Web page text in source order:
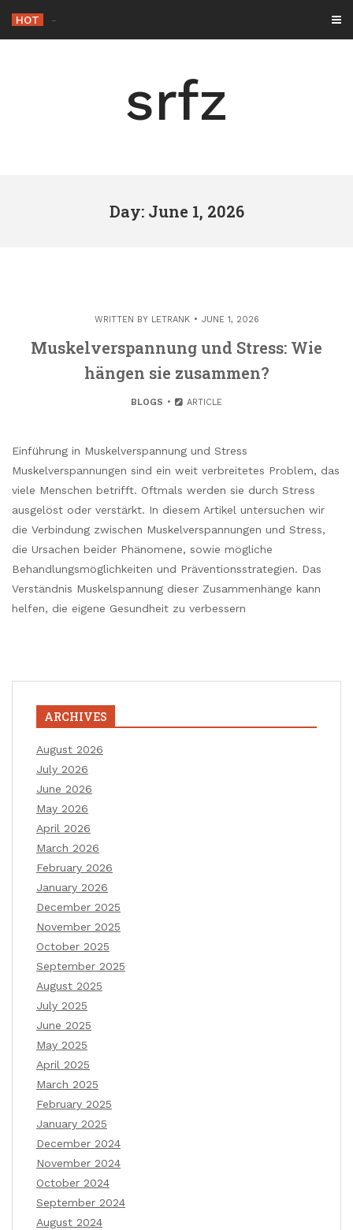
content
HOT -
srfz
Day: June 1, 2026
WRITTEN BY LETRANK JUNE 1, 2026
Muskelverspannung und Stress: Wie
hängen sie zusammen?
BLOGS ARTICLE
Einführung in Muskelverspannung und Stress
Muskelverspannungen sind ein weit verbreitetes Problem, das
viele Menschen betrifft. Oftmals werden sie durch Stress
ausgelöst oder verstärkt. In diesem Artikel untersuchen wir
die Verbindung zwischen Muskelverspannungen und Stress,
die Ursachen beider Phänomene, sowie mögliche
Behandlungsmöglichkeiten und Präventionsstrategien. Das
Verständnis Muskelspannung dieser Zusammenhänge kann
helfen, die eigene Gesundheit zu verbessern
ARCHIVES
August 2026
July 2026
June 2026
May 2026
April 2026
March 2026
February 2026
January 2026
December 2025
November 2025
October 2025
September 2025
August 2025
July 2025
June 2025
May 2025
April 2025
March 2025
February 2025
January 2025
December 2024
November 2024
October 2024
September 2024
August 2024